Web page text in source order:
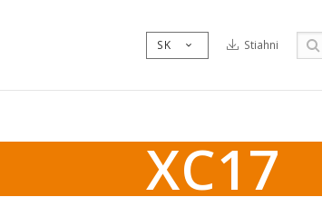
SK chevrondown download Stiahni
XC17